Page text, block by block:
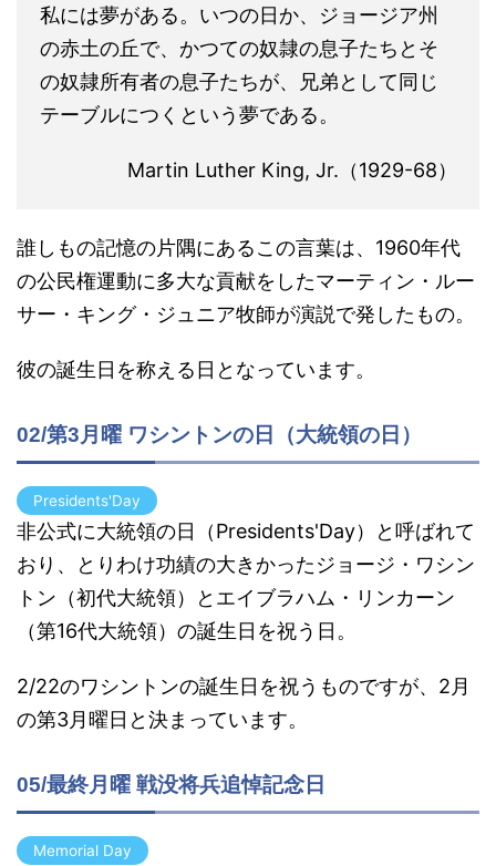
私には夢がある。いつの日か、ジョージア州
の赤土の丘で、かつての奴隷の息子たちとそ
の奴隷所有者の息子たちが、兄弟として同じ
テーブルにつくという夢である。
Martin Luther King, Jr.（1929-68）
誰しもの記憶の片隅にあるこの言葉は、1960年代
の公民権運動に多大な貢献をしたマーティン・ルー
サー・キング・ジュニア牧師が演説で発したもの。
彼の誕生日を称える日となっています。
02/第3月曜 ワシントンの日（大統領の日）
Presidents'Day
非公式に大統領の日（Presidents'Day）と呼ばれて
おり、
とりわけ功績の大きかったジョージ・ ワシン
トン（初代大統領）とエイブラハム・リンカーン
（第16代大統領）の誕生日を祝う日。
2/22のワシントンの誕生日を祝うものですが、2月
の第3月曜日と決まっています。
05/最終月曜 戦没将兵追悼記念日
Memorial Day